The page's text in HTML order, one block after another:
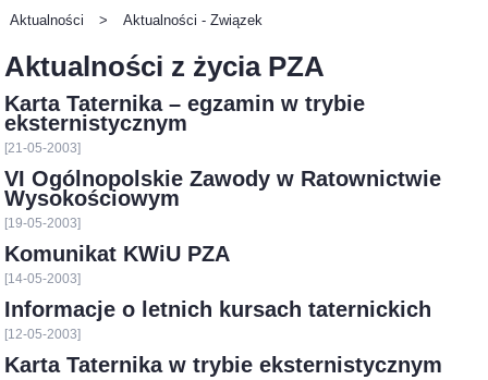
Aktualności > Aktualności - Związek
Aktualności z życia PZA
Karta Taternika – egzamin w trybie
eksternistycznym
[21-05-2003]
VI Ogólnopolskie Zawody w Ratownictwie
Wysokościowym
[19-05-2003]
Komunikat KWiU PZA
[14-05-2003]
Informacje o letnich kursach taternickich
[12-05-2003]
Karta Taternika w trybie eksternistycznym